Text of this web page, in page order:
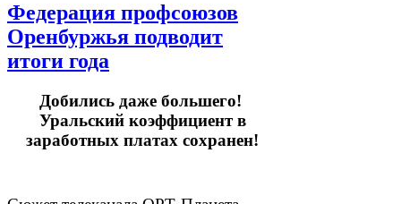
Федерация профсоюзов
Оренбуржья подводит
итоги года
Добились даже большего!
Уральский коэффициент в
заработных платах сохранен!